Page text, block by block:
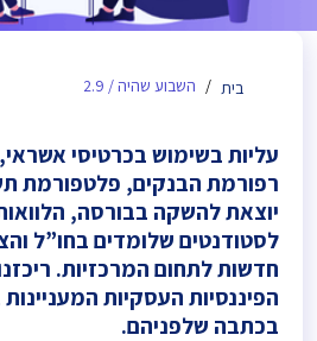
בית השבוע שהיה / 2.9
עליות בשימוש בכרטיסי
רפורמת הבנקים, פלטפורמת
יוצאת להשקה בבורסה,
לסטודנטים שלומדים בחו”ל
חדשות לתחום המרכזיות.
הפיננסיות העסקיות
בכתבה שלפניהם.